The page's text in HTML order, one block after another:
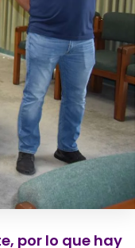
por lo que hay